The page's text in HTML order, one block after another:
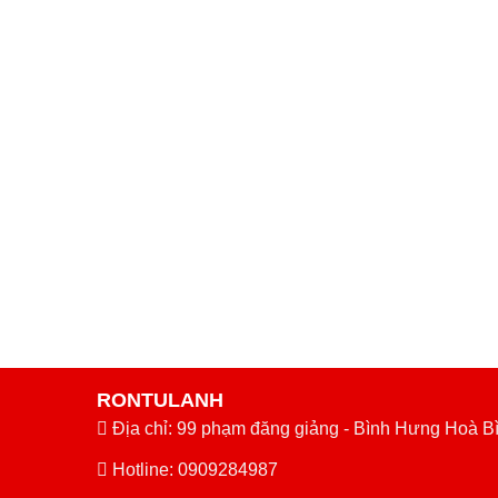
RONTULANH
Địa chỉ: 99 phạm đăng giảng - Bình Hưng Hoà
Hotline: 0909284987